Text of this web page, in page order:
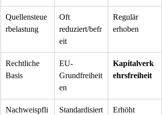
Quellensteue
rbelastung
Oft
reduziert/befr
eit
Regulär
erhoben
Rechtliche
Basis
EU-
Grundfreiheit
en
Kapitalverk
ehrsfreiheit
Nachweispfli
Standardisiert Erhöht